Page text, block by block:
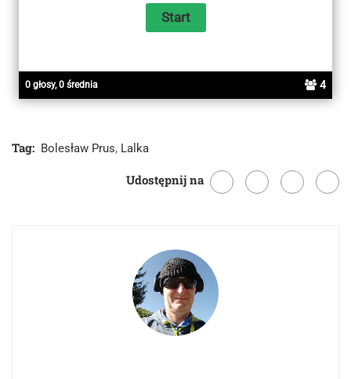
0 głosy, 0 średnia 4
Tag: Bolesław Prus, Lalka
Udostępnij na